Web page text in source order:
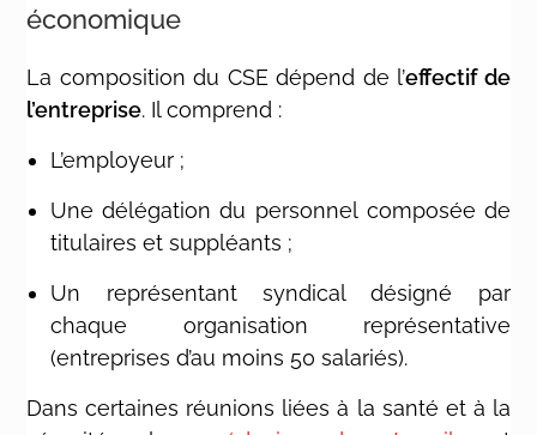
économique
La composition du CSE dépend de l’effectif de
l’entreprise. Il comprend :
L’employeur ;
Une délégation du personnel composée de
titulaires et suppléants ;
Un représentant syndical désigné par
chaque organisation représentative
(entreprises d’au moins 50 salariés).
Dans certaines réunions liées à la santé et à la